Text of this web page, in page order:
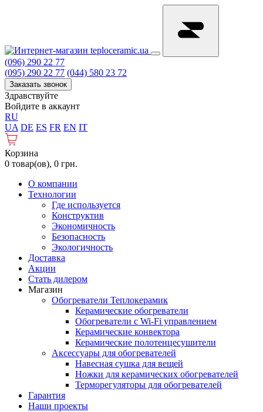
(096) 290 22 77
(095) 290 22 77 (044) 580 23 72
Заказать звонок
Здравствуйте
Войдите в аккаунт
RU
UA DE ES FR EN IT
Корзина
0 товар(ов), 0 грн.
О компании
Технологии
Где используется
Конструктив
Экономичность
Безопасность
Экологичность
Доставка
Акции
Стать дилером
Магазин
Обогреватели Теплокерамик
Керамические обогреватели
Обогреватели с Wi-Fi управлением
Керамические конвектора
Керамические полотенцесушители
Аксессуары для обогревателей
Навесная сушка для вещей
Ножки для керамических обогревателей
Терморегуляторы для обогревателей
Гарантия
Наши проекты